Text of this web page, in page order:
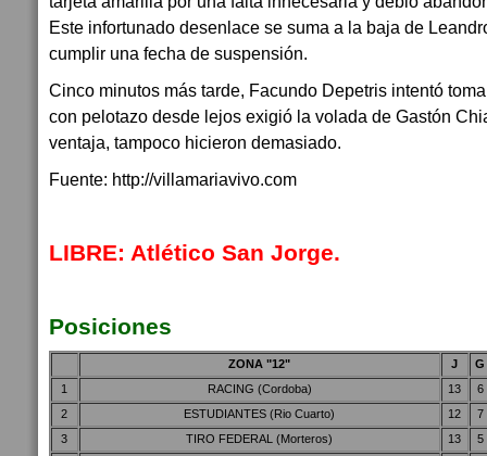
Este infortunado desenlace se suma a la baja de
cumplir una fecha de suspensión.
Cinco minutos más tarde, Facundo Depetris intentó
con pelotazo desde lejos exigió la volada de Gastón
ventaja, tampoco hicieron demasiado.
Fuente: http://villamariavivo.com
LIBRE: Atlético San Jorge.
Posiciones
ZONA "12" J
G
1
RACING (Cordoba) 13
6
2
ESTUDIANTES (Rio Cuarto) 12
7
3
TIRO FEDERAL (Morteros) 13
5